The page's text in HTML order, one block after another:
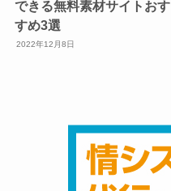
できる無料素材サイトおす
すめ3選
2022年12月8日